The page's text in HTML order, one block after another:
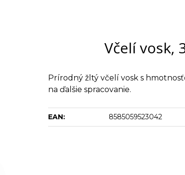
Včelí vosk,
Prírodný žltý včelí vosk s
na ďalšie spracovanie.
EAN: 8585059523042